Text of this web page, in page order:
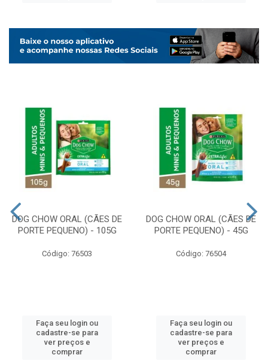
DOG CHOW ORAL (CÃES DE
PORTE PEQUENO) - 105G
Código: 76503
Faça seu login ou
cadastre-se para
ver preços e
comprar
DOG CHOW ORAL (CÃES DE
PORTE PEQUENO) - 45G
Código: 76504
Faça seu login ou
cadastre-se para
ver preços e
comprar